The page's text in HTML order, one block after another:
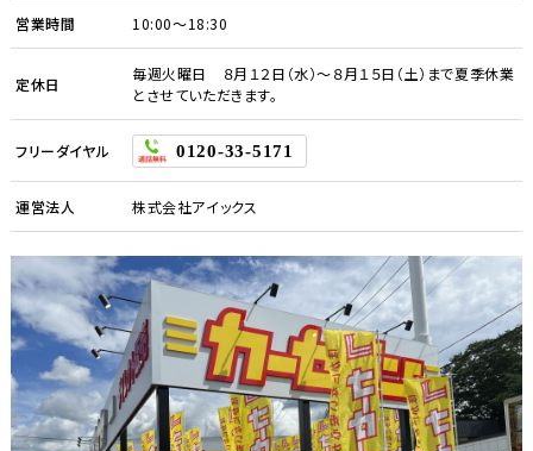
営業時間 10:00～18:30
定休日
毎週火曜日 ８月１２日（水）～８月１５日（土）まで夏季休業
とさせていただきます。
フリーダイヤル 0120-33-5171
運営法人 株式会社アイックス